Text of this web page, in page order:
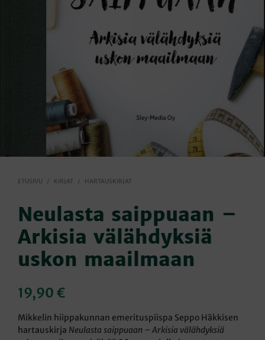
ETUSIVU / KIRJAT / HARTAUSKIRJAT
Neulasta saippuaan –
Arkisia välähdyksiä
uskon maailmaan
19,90 €
Mikkelin hiippakunnan emerituspiispa Seppo Häkkisen
hartauskirja Neulasta saippuaan – Arkisia välähdyksiä